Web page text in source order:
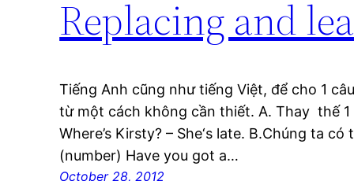
Replacing and
Tiếng Anh cũng như tiếng Việt, để cho 1
từ một cách không cần thiết. A. Thay thế 1
Where’s Kirsty? – She‘s late. B.Chúng ta
(number) Have you got a…
October 28, 2012